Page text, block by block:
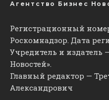
Агентство Бизнес
Регистрационный
Роскомнадзор. Дата
Учредитель и издатель
Новостей».
Главный редактор —
Александрович